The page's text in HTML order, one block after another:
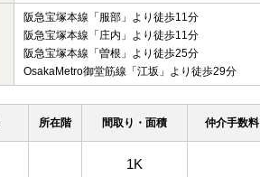
阪急宝塚本線「服部」より徒歩11分
阪急宝塚本線「庄内」より徒歩11分
阪急宝塚本線「曽根」より徒歩25分
OsakaMetro御堂筋線「江坂」より徒歩29分
所在階 間取り・面積 仲介手数料
1K